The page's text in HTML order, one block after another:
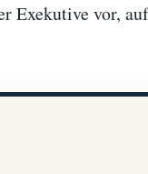
Exekutive vor,